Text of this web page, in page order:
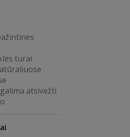
turai
atsivežti